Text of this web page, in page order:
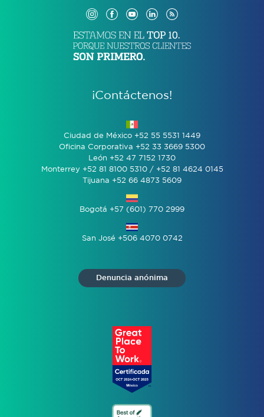
¡Contáctenos!
Ciudad de México +52 55 5531 1449
Oficina Corporativa +52 33 3669 5300
León +52 47 7152 1730
Monterrey +52 81 8100 5310 / +52 81 4624 0145
Tijuana +52 66 4873 5609
Bogotá +57 (601) 770 2999
San José +506 4070 0742
Denuncia anónima